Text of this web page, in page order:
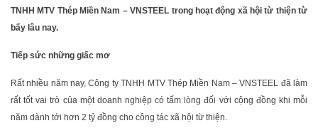
TNHH MTV Thép Miền Nam – VNSTEEL trong hoạt động xã hội từ thiện từ
bấy lâu nay.
Tiếp sức những giấc mơ
Rất nhiều năm nay, Công ty TNHH MTV Thép Miền Nam – VNSTEEL đã làm
rất tốt vai trò của một doanh nghiệp có tấm lòng đối với cộng đồng khi mỗi
năm dành tới hơn 2 tỷ đồng cho công tác xã hội từ thiện.